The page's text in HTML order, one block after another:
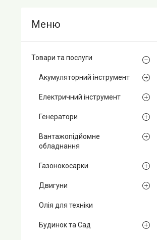
Товари та послуги
Акумуляторний інструмент
Електричний інструмент
Генератори
Вантажопідйомне
обладнання
Газонокосарки
Двигуни
Олія для техніки
Будинок та Сад